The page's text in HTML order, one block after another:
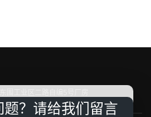
围工业区二路自编5号厂房
题？请给我们留言